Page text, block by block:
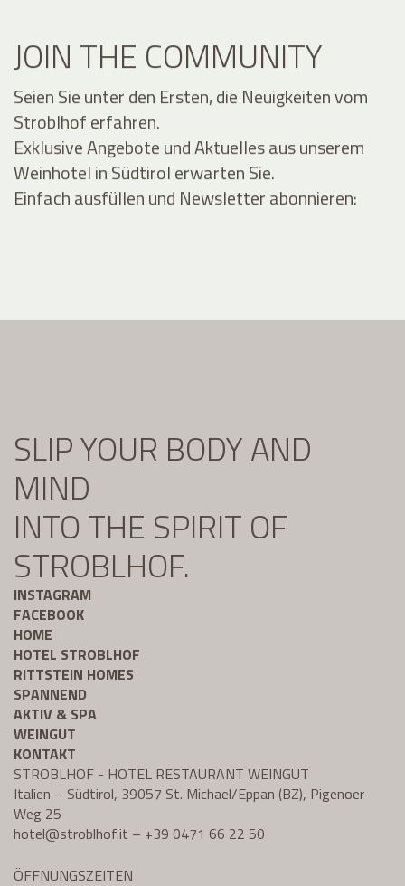
JOIN THE COMMUNITY
Seien Sie unter den Ersten, die Neuigkeiten vom
Stroblhof erfahren.
Exklusive Angebote und Aktuelles aus unserem
Weinhotel in Südtirol erwarten Sie.
Einfach ausfüllen und Newsletter abonnieren:
SLIP YOUR BODY AND
MIND
INTO THE SPIRIT OF
STROBLHOF.
INSTAGRAM
FACEBOOK
HOME
HOTEL STROBLHOF
RITTSTEIN HOMES
SPANNEND
AKTIV & SPA
WEINGUT
KONTAKT
STROBLHOF - HOTEL RESTAURANT WEINGUT
Italien – Südtirol, 39057 St. Michael/Eppan (BZ), Pigenoer
Weg 25
hotel@stroblhof.it – +39 0471 66 22 50
ÖFFNUNGSZEITEN